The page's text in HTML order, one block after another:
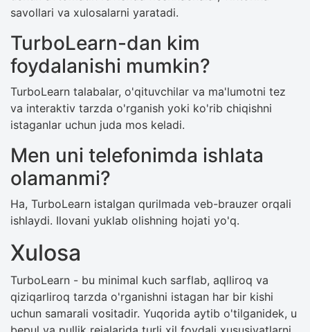
savollari va xulosalarni yaratadi.
TurboLearn-dan kim
foydalanishi mumkin?
TurboLearn talabalar, o'qituvchilar va ma'lumotni tez
va interaktiv tarzda o'rganish yoki ko'rib chiqishni
istaganlar uchun juda mos keladi.
Men uni telefonimda ishlata
olamanmi?
Ha, TurboLearn istalgan qurilmada veb-brauzer orqali
ishlaydi. Ilovani yuklab olishning hojati yo'q.
Xulosa
TurboLearn - bu minimal kuch sarflab, aqlliroq va
qiziqarliroq tarzda o'rganishni istagan har bir kishi
uchun samarali vositadir. Yuqorida aytib o'tilganidek, u